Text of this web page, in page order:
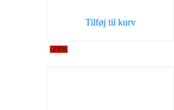
Tilføj til kurv
-29%